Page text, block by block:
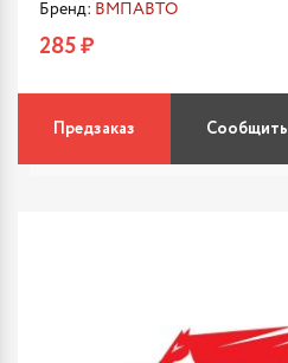
Бренд: ВМПАВТО
285 ₽
Предзаказ